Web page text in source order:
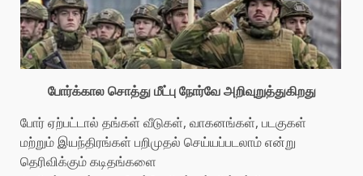
போர்க்கால சொத்து மீட்பு நோர்வே அறிவுறுத்துகிறது
போர் ஏற்பட்டால் தங்கள் வீடுகள், வாகனங்கள், படகுகள்
மற்றும் இயந்திரங்கள் பறிமுதல் செய்யப்படலாம் என்று
தெரிவிக்கும் கடிதங்களை